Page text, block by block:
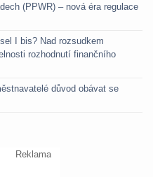
(PPWR) – nová éra regulace
I bis? Nad rozsudkem
rozhodnutí finančního
důvod obávat se